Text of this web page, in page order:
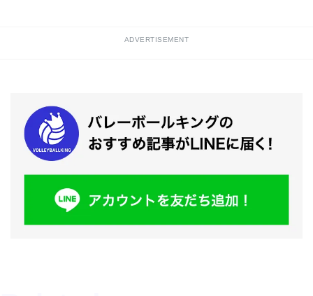
ADVERTISEMENT